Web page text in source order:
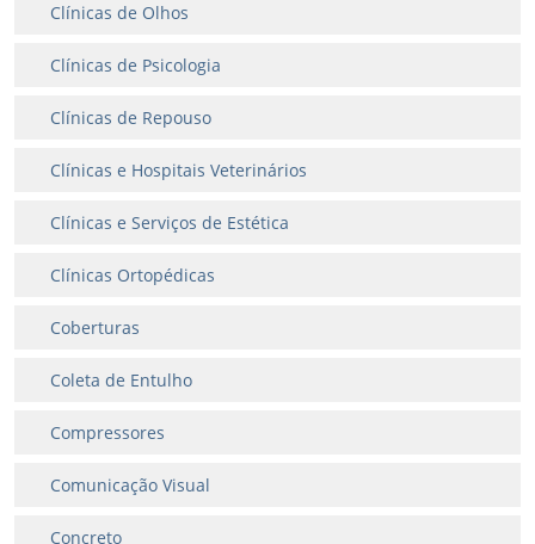
Clínicas de Olhos
Clínicas de Psicologia
Clínicas de Repouso
Clínicas e Hospitais Veterinários
Clínicas e Serviços de Estética
Clínicas Ortopédicas
Coberturas
Coleta de Entulho
Compressores
Comunicação Visual
Concreto